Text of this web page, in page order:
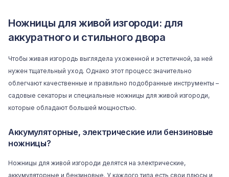
Ножницы для живой изгороди: для
аккуратного и стильного двора
Чтобы живая изгородь выглядела ухоженной и эстетичной, за ней
нужен тщательный уход. Однако этот процесс значительно
облегчают качественные и правильно подобранные инструменты –
садовые секаторы и специальные ножницы для живой изгороди,
которые обладают большей мощностью.
Аккумуляторные, электрические или бензиновые
ножницы?
Ножницы для живой изгороди делятся на электрические,
аккумуляторные и бензиновые. У каждого типа есть свои плюсы и